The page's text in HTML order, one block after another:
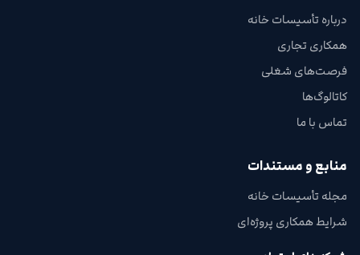
درباره تأسیسات خانه
همکاری تجاری
فرصت‌های شغلی
کاتالوگ‌ها
تماس با ما
منابع و مستندات
مجله تأسیسات خانه
شرایط همکاری پروژه‌ای